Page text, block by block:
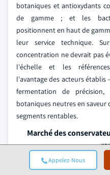
Appelez-Nous
botaniques et antioxydants
de gamme ; et les
positionnent en haut de
leur service technique.
concentration ne devrait pas
l'échelle et les
l'avantage des acteurs établis
fermentation de précision,
botaniques neutres en saveur
segments rentables.
Marché des
Point clé à